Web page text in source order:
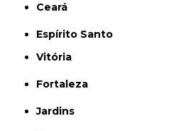
Ceará
Espírito Santo
Vitória
Fortaleza
Jardins